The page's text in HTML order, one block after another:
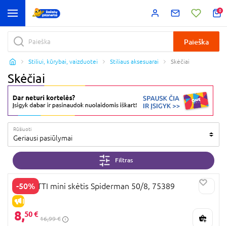
0
Paieška
Stiliui, kūrybai, vaizduotei Stiliaus aksesuarai Skėčiai
Skėčiai
Rūšiuoti
Geriausi pasiūlymai
Filtras
-50%
IŠPARDAVIMAS
PERLETTI mini skėtis Spiderman 50/8, 75389
8,50 €
16,99 €